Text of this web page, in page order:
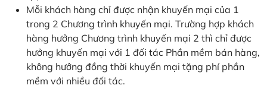
Mỗi khách hàng chỉ được nhận khuyến mại của 1
trong 2 Chương trình khuyến mại. Trường hợp khách
hàng hưởng Chương trình khuyến mại 2 thì chỉ được
hưởng khuyến mại với 1 đối tác Phần mềm bán hàng,
không hưởng đồng thời khuyến mại tặng phí phần
mềm với nhiều đối tác.